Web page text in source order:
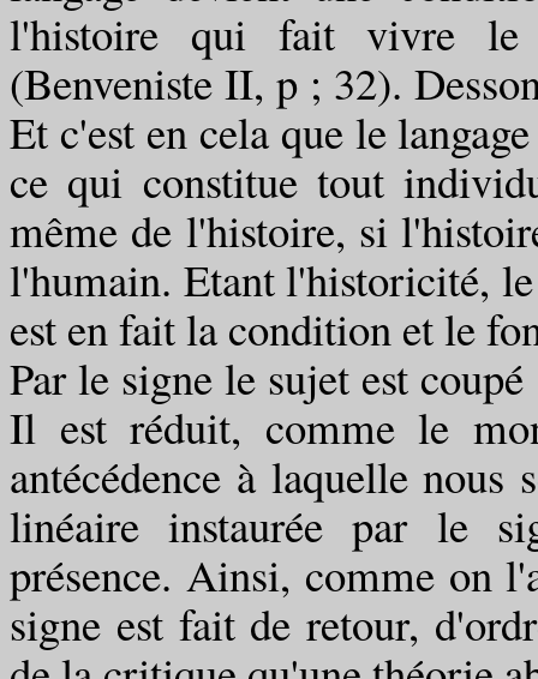
l'histoire qui fait vivre le
(Benveniste II, p ; 32).
Et c'est en cela que le
ce qui constitue tout
même de l'histoire, si
l'humain. Etant l'historicité,
est en fait la condition et le
Par le signe le sujet est
Il est réduit, comme le
antécédence à laquelle nous
linéaire instaurée par le
présence. Ainsi, comme on
signe est fait de retour,